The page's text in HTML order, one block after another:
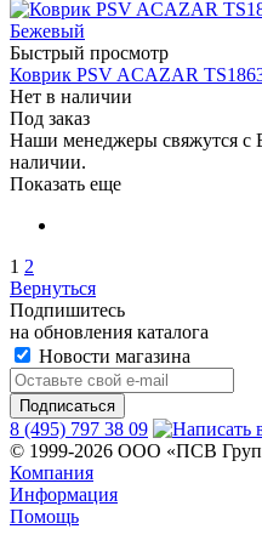
Быстрый просмотр
Коврик PSV ACAZAR
Нет в наличии
Под заказ
Наши менеджеры свяжутся с
наличии.
Показать еще
1 2
Вернуться
Подпишитесь
на обновления каталога
Новости магазина
8 (495) 797 38 09
© 1999-2026 ООО «ПСВ
Компания
Информация
Помощь